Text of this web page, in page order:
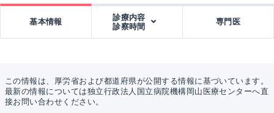
基本情報
診療内容
診察時間
専門医
この情報は、厚労省および都道府県が公開する情報に基づいています。
最新の情報については独立行政法人国立病院機構岡山医療センターへ直
接お問い合わせください。